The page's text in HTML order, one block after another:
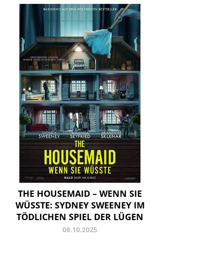
THE HOUSEMAID – WENN SIE
WÜSSTE: SYDNEY SWEENEY IM
TÖDLICHEN SPIEL DER LÜGEN
08.10.2025